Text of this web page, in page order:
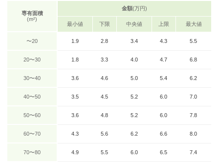
専有面積
(m²)
金額(万円)
最小値 下限 中央値 上限 最大値
〜20 1.9 2.8 3.4 4.3 5.5
20〜30 1.8 3.3 4.0 4.7 6.8
30〜40 3.6 4.6 5.0 5.4 6.2
40〜50 3.5 4.5 5.2 6.0 7.0
50〜60 3.6 4.8 5.2 6.0 7.8
60〜70 4.3 5.6 6.2 6.6 8.0
70〜80 4.9 5.5 6.0 6.5 7.4